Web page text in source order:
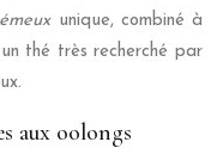
unique, combiné à
thé très recherché par
aux oolongs